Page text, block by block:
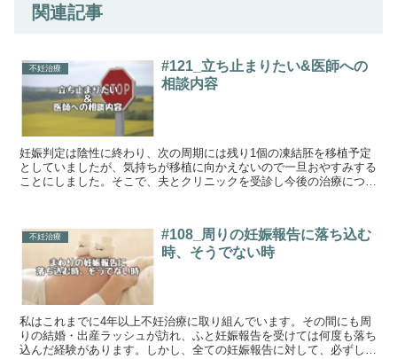
関連記事
不妊治療
#121_立ち止まりたい&医師への
相談内容
妊娠判定は陰性に終わり、次の周期には残り1個の凍結胚を移植予定
としていましたが、気持ちが移植に向かえないので一旦おやすみする
ことにしました。そこで、夫とクリニックを受診し今後の治療につい
不妊治療
#108_周りの妊娠報告に落ち込む
時、そうでない時
私はこれまでに4年以上不妊治療に取り組んでいます。その間にも周
りの結婚・出産ラッシュが訪れ、ふと妊娠報告を受けては何度も落ち
込んだ経験があります。しかし、全ての妊娠報告に対して、必ずしも